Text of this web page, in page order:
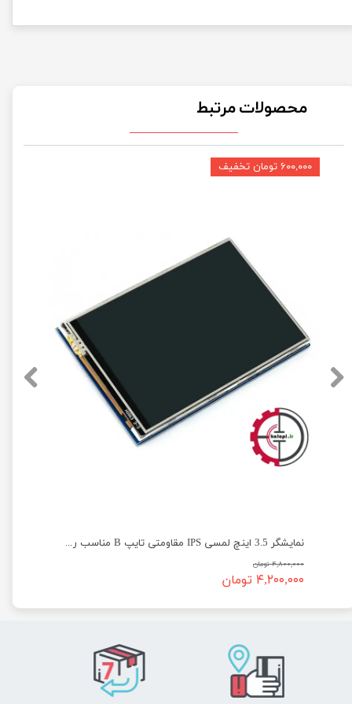
محصولات مرتبط
نمایشگر 3.5 اینچ لمسی IPS مقاومتی تایپ B مناسب رزبری پای Waveshare
۴,۸۰۰,۰۰۰ تومان
۴,۲۰۰,۰۰۰ تومان
۶۰۰,۰۰۰ تومان تخفیف